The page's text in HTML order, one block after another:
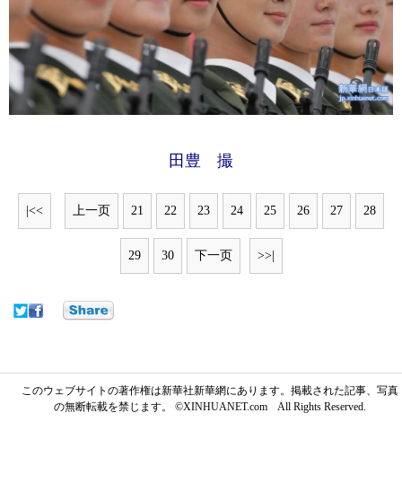
田豊 撮
|<< 上一页 21 22 23 24 25 26 27 28
29 30 下一页 >>|
このウェブサイトの著作権は新華社新華網にあります。掲載された記事、写真
の無断転載を禁じます。 ©XINHUANET.com All Rights Reserved.